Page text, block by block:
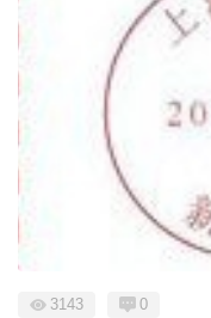
3143 0